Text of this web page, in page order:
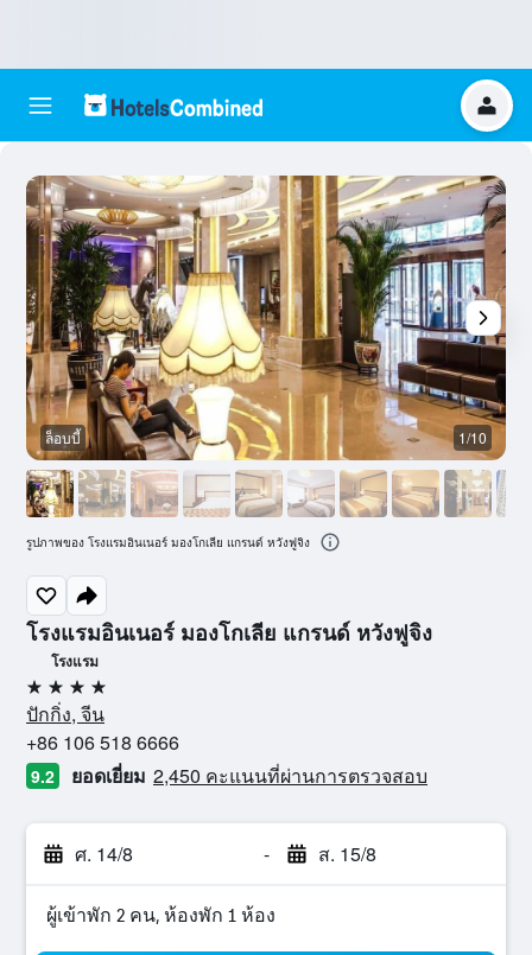
โรงแรมอินเนอร์ มองโกเลีย แกรนด์ หวังฟูจิง
โรงแรม
4 ดาว
ปักกิ่ง, จีน
+86 106 518 6666
9.2 ยอดเยี่ยม 2,450 คะแนนที่ผ่านการตรวจสอบ
ศ. 14/8 - ส. 15/8
ผู้เข้าพัก 2 คน, ห้องพัก 1 ห้อง
ล็อบบี้ 1/10
รูปภาพของ โรงแรมอินเนอร์ มองโกเลีย แกรนด์ หวังฟูจิง